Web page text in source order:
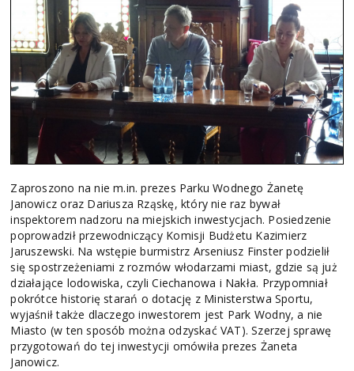
Zaproszono na nie m.in. prezes Parku Wodnego Żanetę
Janowicz oraz Dariusza Rząskę, który nie raz bywał
inspektorem nadzoru na miejskich inwestycjach. Posiedzenie
poprowadził przewodniczący Komisji Budżetu Kazimierz
Jaruszewski. Na wstępie burmistrz Arseniusz Finster podzielił
się spostrzeżeniami z rozmów włodarzami miast, gdzie są już
działające lodowiska, czyli Ciechanowa i Nakła. Przypomniał
pokrótce historię starań o dotację z Ministerstwa Sportu,
wyjaśnił także dlaczego inwestorem jest Park Wodny, a nie
Miasto (w ten sposób można odzyskać VAT). Szerzej sprawę
przygotowań do tej inwestycji omówiła prezes Żaneta
Janowicz.